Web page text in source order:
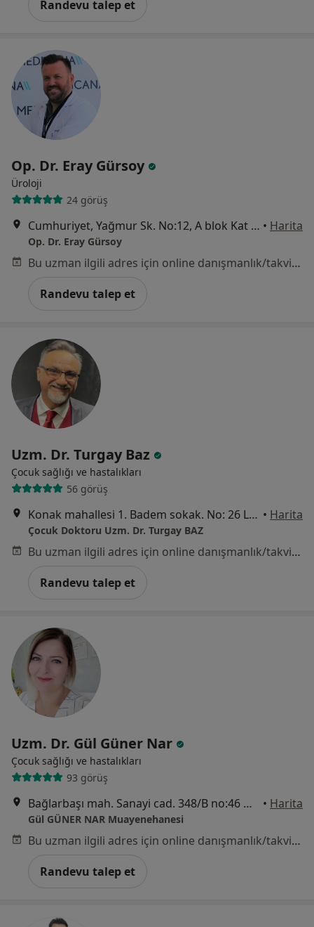
Randevu talep et
Op. Dr. Eray Gürsoy
Üroloji
24 görüş
Cumhuriyet, Yağmur Sk. No:12, A blok Kat 6 Daire 11, Nilüfer • Harita
Op. Dr. Eray Gürsoy
Bu uzman ilgili adres için online danışmanlık/takvim sunmuyor.
Randevu talep et
Uzm. Dr. Turgay Baz
Çocuk sağlığı ve hastalıkları
56 görüş
Konak mahallesi 1. Badem sokak. No: 26 Lotus Office A Blok Kat: 2 No: 25 (Nilüfer metro istasyonu yanı), Bursa • Harita
Çocuk Doktoru Uzm. Dr. Turgay BAZ
Bu uzman ilgili adres için online danışmanlık/takvim sunmuyor.
Randevu talep et
Uzm. Dr. Gül Güner Nar
Çocuk sağlığı ve hastalıkları
93 görüş
Bağlarbaşı mah. Sanayi cad. 348/B no:46 Opus Evke Plaza, Bursa • Harita
Gül GÜNER NAR Muayenehanesi
Bu uzman ilgili adres için online danışmanlık/takvim sunmuyor.
Randevu talep et